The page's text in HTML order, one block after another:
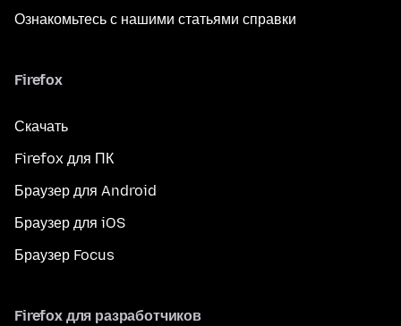
Ознакомьтесь с нашими статьями справки
Firefox
Скачать
Firefox для ПК
Браузер для Android
Браузер для iOS
Браузер Focus
Firefox для разработчиков